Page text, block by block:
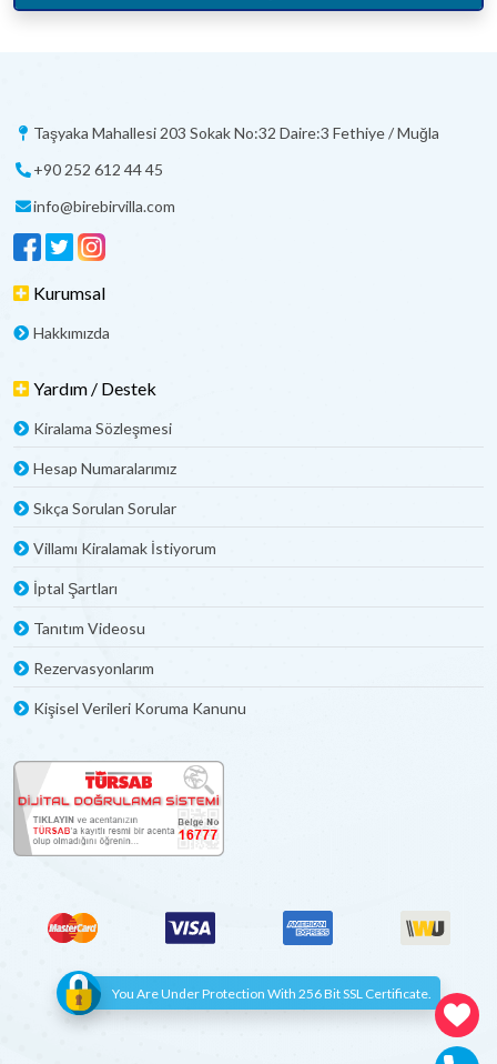
Taşyaka Mahallesi 203 Sokak No:32 Daire:3 Fethiye / Muğla
+90 252 612 44 45
info@birebirvilla.com
Kurumsal
Hakkımızda
Yardım / Destek
Kiralama Sözleşmesi
Hesap Numaralarımız
Sıkça Sorulan Sorular
Villamı Kiralamak İstiyorum
İptal Şartları
Tanıtım Videosu
Rezervasyonlarım
Kişisel Verileri Koruma Kanunu
You Are Under Protection With 256 Bit SSL Certificate.